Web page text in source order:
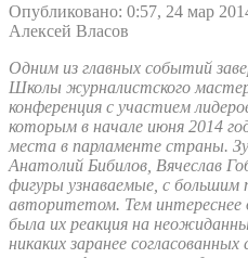
Опубликовано: 0:57, 24 мар
Алексей Власов
Одним из главных событий
Школы журналистского
конференция с участием
которым в начале июня 2014
места в парламенте страны.
Анатолий Бибилов, Вячеслав
фигуры узнаваемые, с
авторитетом. Тем
была их реакция на
никаких заранее